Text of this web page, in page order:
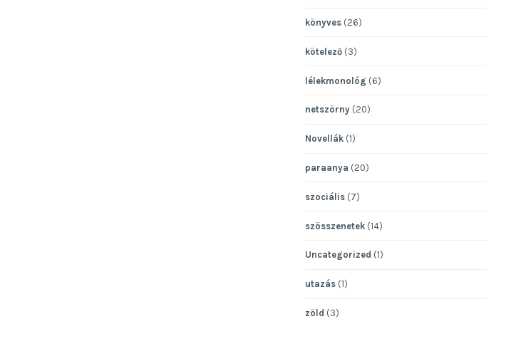
könyves (26)
kötelező (3)
lélekmonológ (6)
netszörny (20)
Novellák (1)
paraanya (20)
szociális (7)
szösszenetek (14)
Uncategorized (1)
utazás (1)
zöld (3)